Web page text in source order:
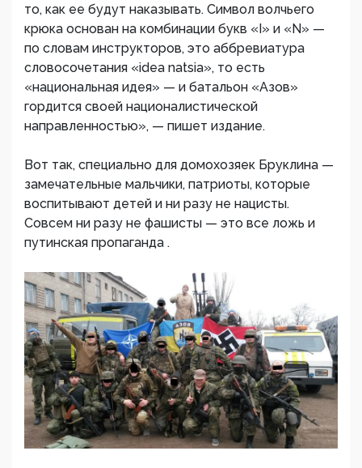
то, как ее будут наказывать. Символ волчьего
крюка основан на комбинации букв «I» и «N» —
по словам инструкторов, это аббревиатура
словосочетания «idea natsia», то есть
«национальная идея» — и батальон «Азов»
гордится своей националистической
направленностью», — пишет издание.
Вот так, специально для домохозяек Бруклина —
замечательные мальчики, патриоты, которые
воспитывают детей и ни разу не нацисты.
Совсем ни разу не фашисты — это все ложь и
путинская пропаганда .